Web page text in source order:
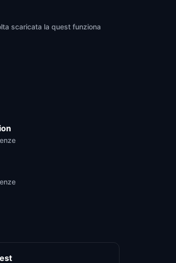
scaricata la quest funziona